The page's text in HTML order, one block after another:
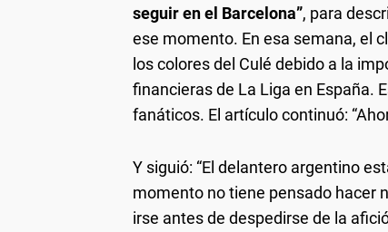
seguir en el Barcelona”, para
ese momento. En esa semana, el
los colores del Culé debido a la
financieras de La Liga en España.
fanáticos. El artículo continuó:
Y siguió: “El delantero argentino
momento no tiene pensado hacer
irse antes de despedirse de la